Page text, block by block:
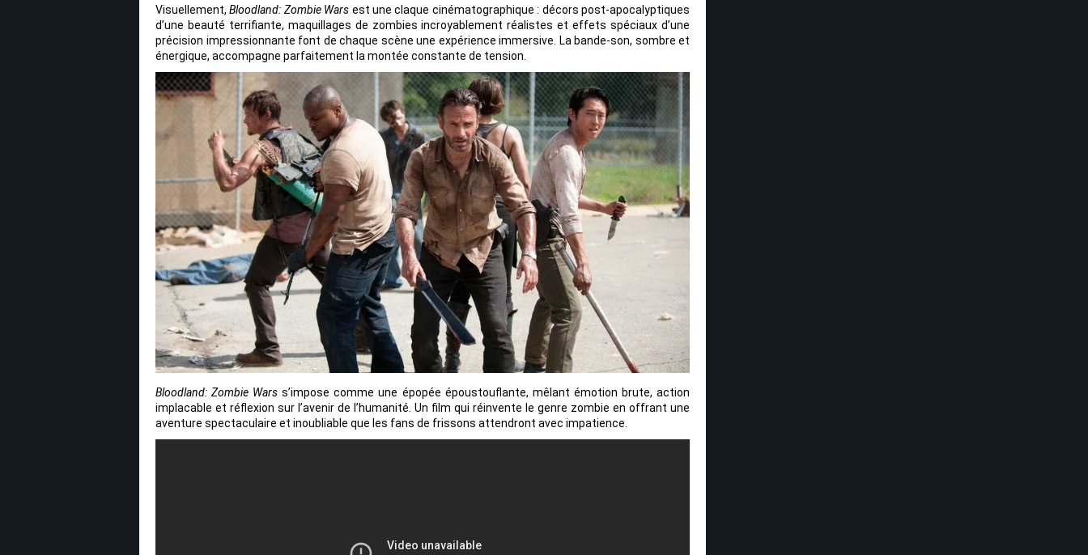
Visuellement,Bloodland: Zombie Wars est une claque cinématographique : décors post-apocalyptiques
d’une beauté terrifiante, maquillages de zombies incroyablement réalistes et effets spéciaux d’une
précision impressionnante font de chaque scène une expérience immersive. La bande-son, sombre et
énergique, accompagne parfaitement la montée constante de tension.
Bloodland: Zombie Wars s’impose comme une épopée époustouflante, mêlant émotion brute, action
implacable et réflexion sur l’avenir de l’humanité. Un film qui réinvente le genre zombie en offrant une
aventure spectaculaire et inoubliable que les fans de frissons attendront avec impatience.